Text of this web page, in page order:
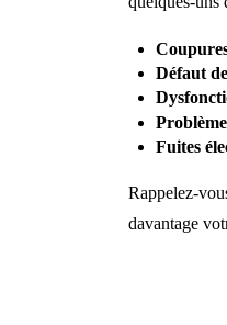
Défaut
Fuites
Rappelez-
davantage